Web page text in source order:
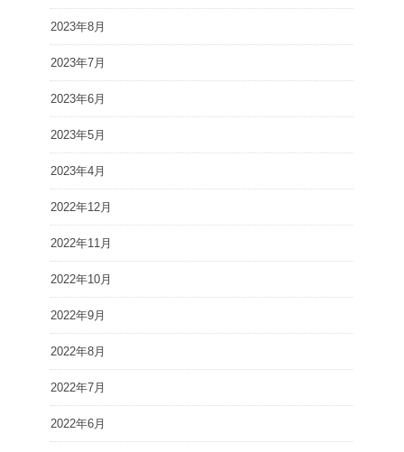
2023年8月
2023年7月
2023年6月
2023年5月
2023年4月
2022年12月
2022年11月
2022年10月
2022年9月
2022年8月
2022年7月
2022年6月